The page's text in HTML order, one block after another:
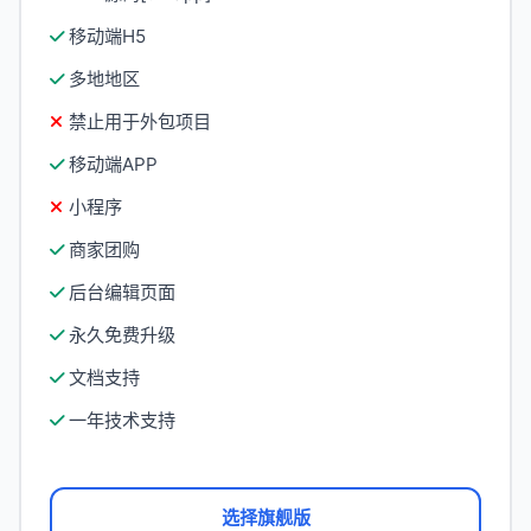
移动端H5
多地地区
禁止用于外包项目
移动端APP
小程序
商家团购
后台编辑页面
永久免费升级
文档支持
一年技术支持
选择旗舰版